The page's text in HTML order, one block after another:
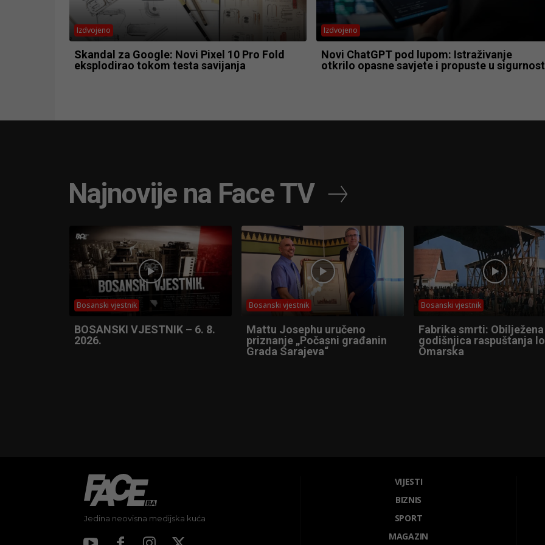
Izdvojeno
Skandal za Google: Novi Pixel 10 Pro Fold
eksplodirao tokom testa savijanja
Izdvojeno
Novi ChatGPT pod lupom: Istraživanje
otkrilo opasne savjete i propuste u
Najnovije na Face TV
Bosanski vjestnik
BOSANSKI VJESTNIK – 6. 8.
2026.
Bosanski vjestnik
Mattu Josephu uručeno
priznanje „Počasni građanin
Grada Sarajeva“
Bosanski vjestnik
Fabrika smrti:
godišnjica raspuštanja
Omarska
Jedina neovisna medijska kuća
VIJESTI
BIZNIS
SPORT
MAGAZIN